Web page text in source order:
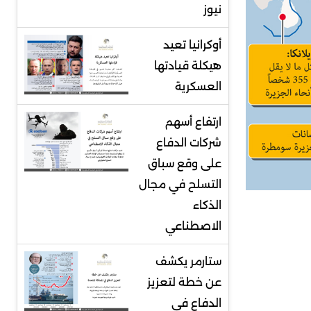
نيوز
أوكرانيا تعيد
هيكلة قيادتها
العسكرية
ارتفاع أسهم
شركات الدفاع
على وقع سباق
التسلح في مجال
الذكاء
الاصطناعي
ستارمر يكشف
عن خطة لتعزيز
الدفاع في